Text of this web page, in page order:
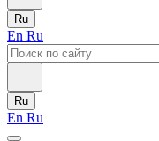
Ru
En Ru
Ru
En Ru